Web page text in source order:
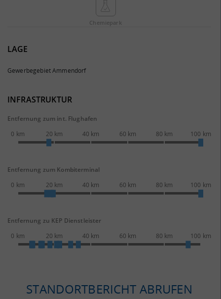
Chemie­park
LAGE
Gewerbegebiet Ammendorf
INFRASTRUKTUR
Entfernung zum int. Flughafen
0 km
20 km 40 km 60 km 80 km 100 km
Entfernung zum Kombiterminal
0 km
20 km 40 km 60 km 80 km 100 km
Entfernung zu KEP Dienstleister
0 km
20 km 40 km 60 km 80 km 100 km
STANDORTBERICHT ABRUFEN